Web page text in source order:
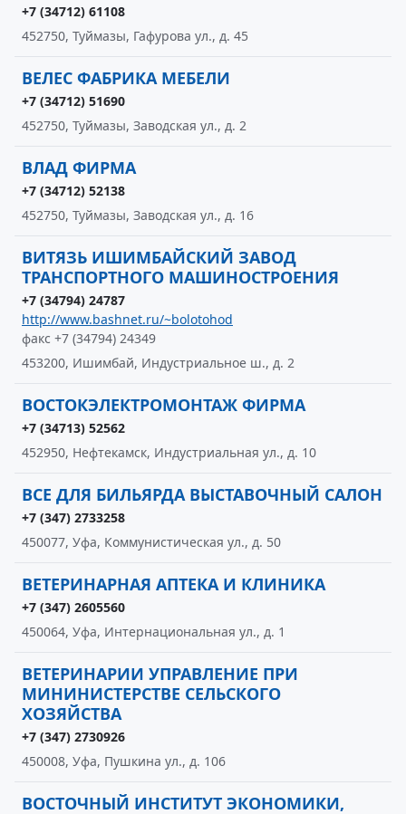
+7 (34712) 61108
452750, Туймазы, Гафурова ул., д. 45
ВЕЛЕС ФАБРИКА МЕБЕЛИ
+7 (34712) 51690
452750, Туймазы, Заводская ул., д. 2
ВЛАД ФИРМА
+7 (34712) 52138
452750, Туймазы, Заводская ул., д. 16
ВИТЯЗЬ ИШИМБАЙСКИЙ ЗАВОД
ТРАНСПОРТНОГО МАШИНОСТРОЕНИЯ
+7 (34794) 24787
http://www.bashnet.ru/~bolotohod
факс +7 (34794) 24349
453200, Ишимбай, Индустриальное ш., д. 2
ВОСТОКЭЛЕКТРОМОНТАЖ ФИРМА
+7 (34713) 52562
452950, Нефтекамск, Индустриальная ул., д. 10
ВСЕ ДЛЯ БИЛЬЯРДА ВЫСТАВОЧНЫЙ САЛОН
+7 (347) 2733258
450077, Уфа, Коммунистическая ул., д. 50
ВЕТЕРИНАРНАЯ АПТЕКА И КЛИНИКА
+7 (347) 2605560
450064, Уфа, Интернациональная ул., д. 1
ВЕТЕРИНАРИИ УПРАВЛЕНИЕ ПРИ
МИНИНИСТЕРСТВЕ СЕЛЬСКОГО
ХОЗЯЙСТВА
+7 (347) 2730926
450008, Уфа, Пушкина ул., д. 106
ВОСТОЧНЫЙ ИНСТИТУТ ЭКОНОМИКИ,